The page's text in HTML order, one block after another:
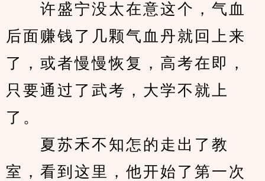
许盛宁没太在意这个，气血
后面赚钱了几颗气血丹就回上来
了，或者慢慢恢复，高考在即，
只要通过了武考，大学不就上
了。
夏苏禾不知怎的走出了教
室，看到这里，他开始了第一次